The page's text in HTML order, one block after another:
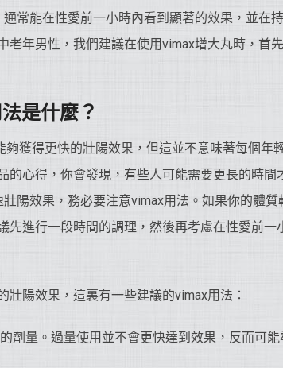
常能在性愛前一小時內看到顯著的效果，並在
老年男性，我們建議在使用vimax增大丸時，首
是什麼？
夠獲得更快的壯陽效果，但這並不意味著每個年
的心得，你會發現，有些人可能需要更長的時
陽效果，務必要注意vimax用法。如果你的體
先進行一段時間的調理，然後再考慮在性愛前
陽效果，這裏有一些建議的vimax用法：
劑量。過量使用並不會更快達到效果，反而可能